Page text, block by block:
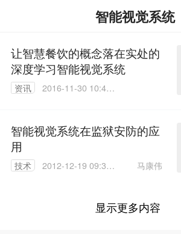
智能视觉系统
让智慧餐饮的概念落在实处的
深度学习智能视觉系统
资讯
2016-11-30 10:47:
智能视觉系统在监狱安防的应
用
技术
2012-12-19 09:30:
马康伟
显示更多内容